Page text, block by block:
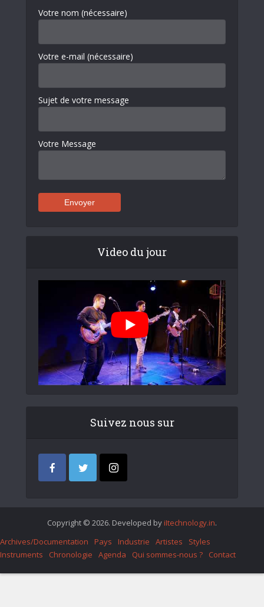
Votre nom (nécessaire)
Votre e-mail (nécessaire)
Sujet de votre message
Votre Message
Video du jour
Suivez nous sur
Copyright © 2026. Developed by iItechnology.in.
Archives/Documentation
Pays Industrie Artistes
Styles
Instruments
Chronologie Agenda Qui sommes-nous ? Contact